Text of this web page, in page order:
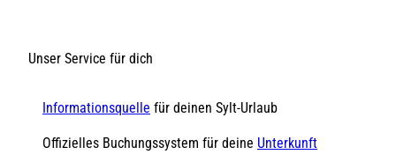
Unser Service für dich
Informationsquelle für deinen Sylt-Urlaub
Offizielles Buchungssystem für deine Unterkunft